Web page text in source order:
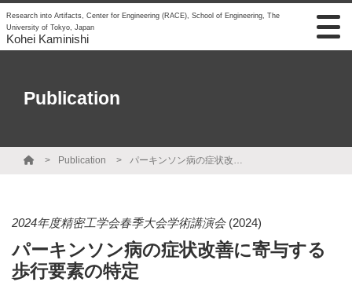
Research into Artifacts, Center for Engineering (RACE), School of Engineering, The
University of Tokyo, Japan
Kohei Kaminishi
Publication
Publication パーキンソン病の症状改善に寄与する歩行要素の特定
2024年度精密工学会春季大会学術講演会 (2024)
パーキンソン病の症状改善に寄与する
歩行要素の特定